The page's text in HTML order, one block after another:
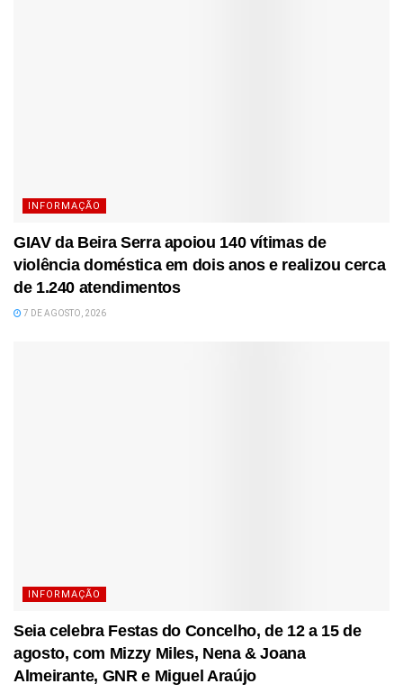
INFORMAÇÃO
GIAV da Beira Serra apoiou 140 vítimas de
violência doméstica em dois anos e realizou cerca
de 1.240 atendimentos
7 DE AGOSTO, 2026
INFORMAÇÃO
Seia celebra Festas do Concelho, de 12 a 15 de
agosto, com Mizzy Miles, Nena & Joana
Almeirante, GNR e Miguel Araújo